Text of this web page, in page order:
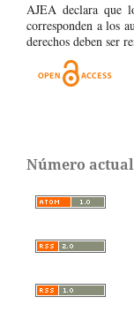
AJEA declara que
corresponden a los
derechos deben ser
Número actual